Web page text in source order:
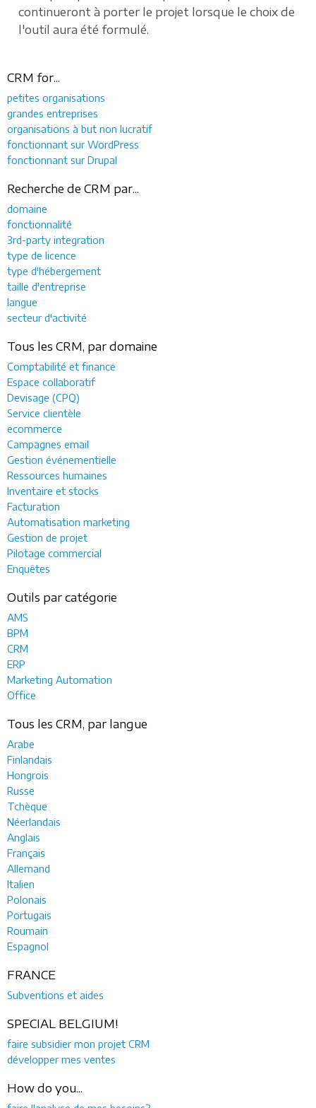
continueront à porter le projet lorsque le choix de
l'outil aura été formulé.
CRM for...
petites organisations
grandes entreprises
organisations à but non lucratif
fonctionnant sur WordPress
fonctionnant sur Drupal
Recherche de CRM par...
domaine
fonctionnalité
3rd-party integration
type de licence
type d'hébergement
taille d'entreprise
langue
secteur d'activité
Tous les CRM, par domaine
Comptabilité et finance
Espace collaboratif
Devisage (CPQ)
Service clientèle
ecommerce
Campagnes email
Gestion événementielle
Ressources humaines
Inventaire et stocks
Facturation
Automatisation marketing
Gestion de projet
Pilotage commercial
Enquêtes
Outils par catégorie
AMS
BPM
CRM
ERP
Marketing Automation
Office
Tous les CRM, par langue
Arabe
Finlandais
Hongrois
Russe
Tchèque
Néerlandais
Anglais
Français
Allemand
Italien
Polonais
Portugais
Roumain
Espagnol
FRANCE
Subventions et aides
SPECIAL BELGIUM!
faire subsidier mon projet CRM
développer mes ventes
How do you...